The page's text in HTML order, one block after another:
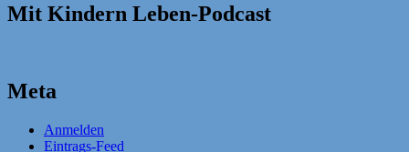
Mit Kindern Leben-Podcast
Meta
Anmelden
Eintrags-Feed